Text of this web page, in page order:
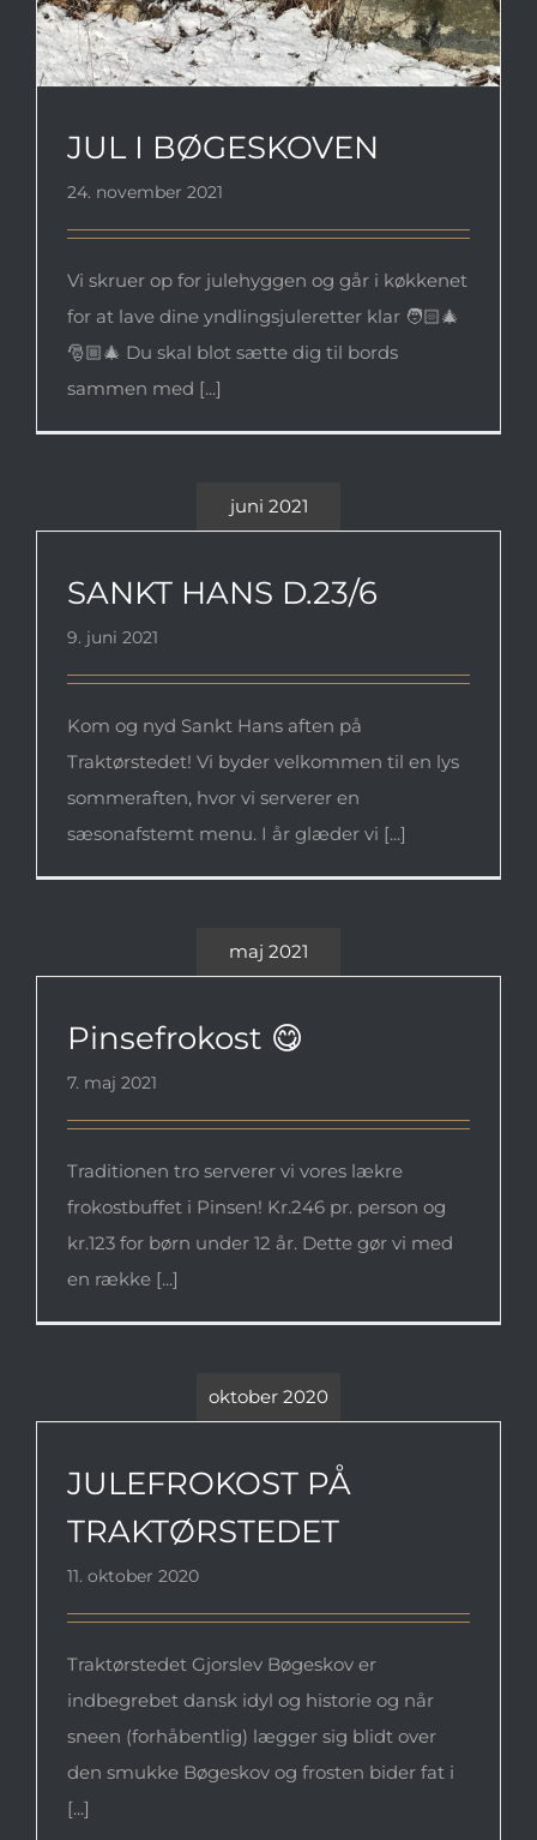
JUL I BØGESKOVEN
24. november 2021
Vi skruer op for julehyggen og går i køkkenet
for at lave dine yndlingsjuleretter klar 🧑🏻‍🎄
🎅🏼🎄 Du skal blot sætte dig til bords
sammen med [...]
juni 2021
SANKT HANS D.23/6
SANKT HANS D.23/6
9. juni 2021
Kom og nyd Sankt Hans aften på
Traktørstedet! Vi byder velkommen til en lys
sommeraften, hvor vi serverer en
sæsonafstemt menu. I år glæder vi [...]
maj 2021
Pinsefrokost 😋
Pinsefrokost 😋
7. maj 2021
Traditionen tro serverer vi vores lækre
frokostbuffet i Pinsen! Kr.246 pr. person og
kr.123 for børn under 12 år. Dette gør vi med
en række [...]
oktober 2020
JULEFROKOST PÅ TRAKTØRSTEDET
JULEFROKOST PÅ
TRAKTØRSTEDET
11. oktober 2020
Traktørstedet Gjorslev Bøgeskov er
indbegrebet dansk idyl og historie og når
sneen (forhåbentlig) lægger sig blidt over
den smukke Bøgeskov og frosten bider fat i
[...]